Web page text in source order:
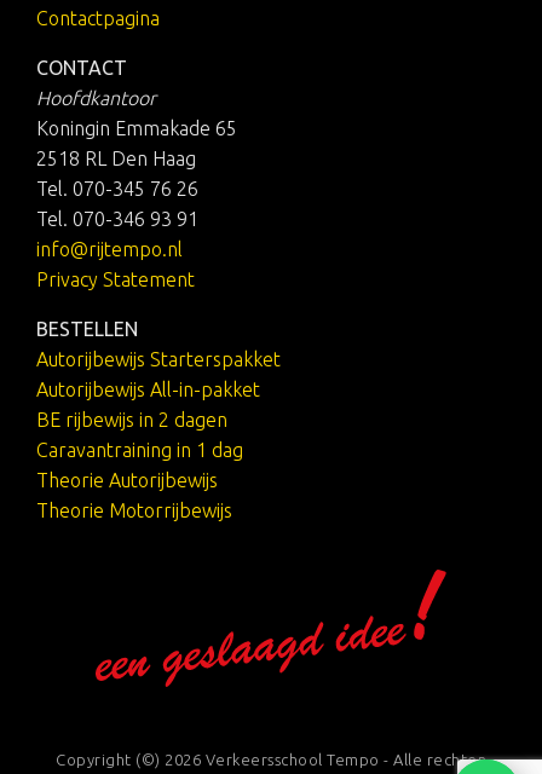
Contactpagina
CONTACT
Hoofdkantoor
Koningin Emmakade 65
2518 RL Den Haag
Tel. 070-345 76 26
Tel. 070-346 93 91
info@rijtempo.nl
Privacy Statement
BESTELLEN
Autorijbewijs Starterspakket
Autorijbewijs All-in-pakket
BE rijbewijs in 2 dagen
Caravantraining in 1 dag
Theorie Autorijbewijs
Theorie Motorrijbewijs
Copyright (©) 2026 Verkeersschool Tempo - Alle rechten